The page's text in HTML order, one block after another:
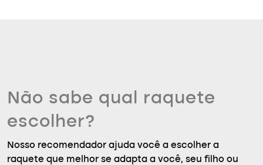
Não sabe qual raquete
escolher?
Nosso recomendador ajuda você a escolher a
raquete que melhor se adapta a você, seu filho ou